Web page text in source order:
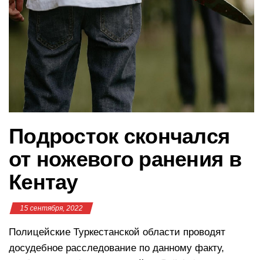
и
ю
Подросток скончался
от ножевого ранения в
Кентау
15 сентября, 2022
Полицейские Туркестанской области проводят
досудебное расследование по данному факту,